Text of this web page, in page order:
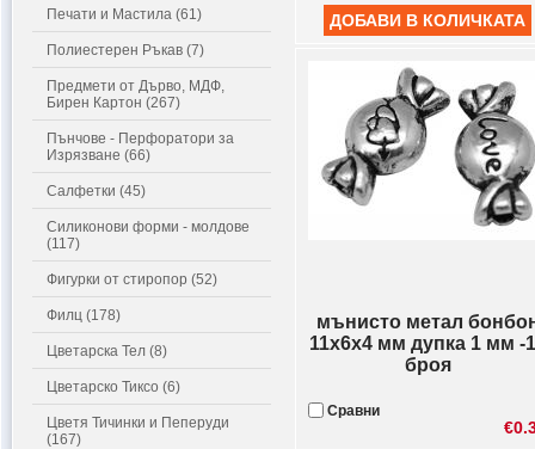
Печати и Мастила (61)
Полиестерен Ръкав (7)
Предмети от Дърво, МДФ,
Бирен Картон (267)
Пънчове - Перфоратори за
Изрязване (66)
Салфетки (45)
Силиконови форми - молдове
(117)
Фигурки от стиропор (52)
Филц (178)
Цветарска Тел (8)
Цветарско Тиксо (6)
Цветя Тичинки и Пеперуди
(167)
мънисто метал
11x6x4 мм дупка 1 мм -
броя
Сравни